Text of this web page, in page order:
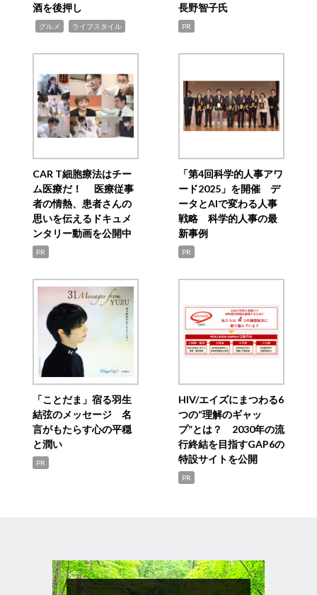
酒を後押し
グルメ ライフスタイル
長野智子氏
PR
CAR T細胞療法はチー
ム医療だ！ 医療従事
者の情熱、患者さんの
思いを伝えるドキュメ
ンタリー動画を公開中
PR
「第4回科学的人事アワ
ード2025」を開催 デ
ータとAIで変わる人事
戦略 科学的人事の最
新事例
PR
「ことだま」宿る羽生
結弦のメッセージ 名
言がもたらす心の平穏
と潤い
PR
HIV/エイズにまつわる6
つの“理解のギャッ
プ”とは？ 2030年の流
行終結を目指すGAP6の
特設サイトを公開
PR